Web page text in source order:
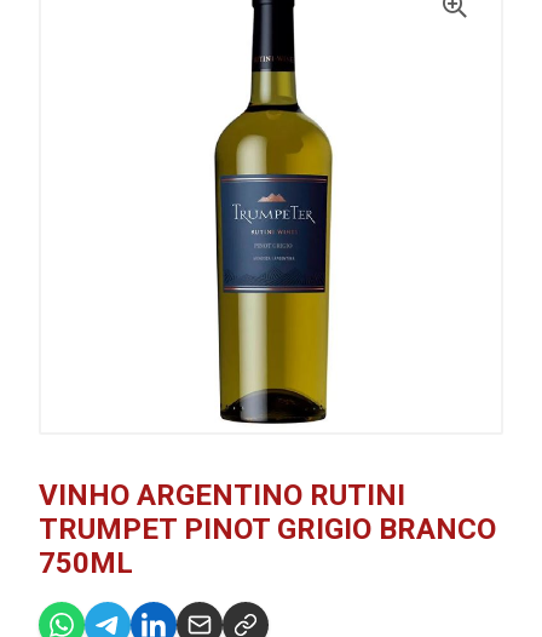
VINHO ARGENTINO RUTINI
TRUMPET PINOT GRIGIO BRANCO
750ML